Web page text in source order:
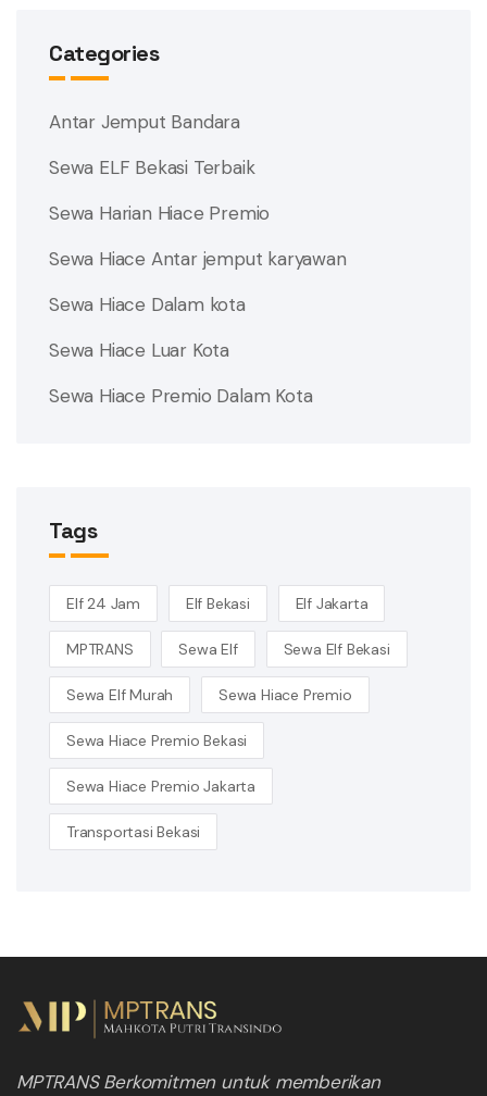
Categories
Antar Jemput Bandara
Sewa ELF Bekasi Terbaik
Sewa Harian Hiace Premio
Sewa Hiace Antar jemput karyawan
Sewa Hiace Dalam kota
Sewa Hiace Luar Kota
Sewa Hiace Premio Dalam Kota
Tags
Elf 24 Jam Elf Bekasi Elf Jakarta
MPTRANS Sewa Elf Sewa Elf Bekasi
Sewa Elf Murah Sewa Hiace Premio
Sewa Hiace Premio Bekasi
Sewa Hiace Premio Jakarta
Transportasi Bekasi
MPTRANS Berkomitmen untuk memberikan